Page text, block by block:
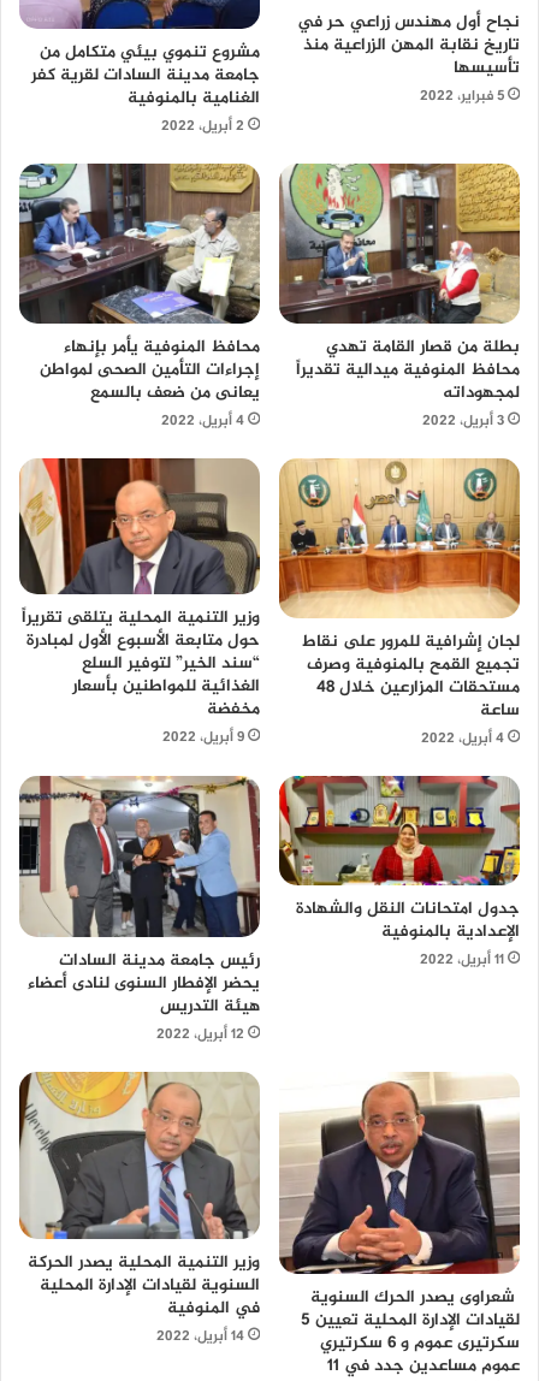
نجاح أول مهندس زراعي حر في
تاريخ نقابة المهن الزراعية منذ
تأسيسها
5 فبراير، 2022
مشروع تنموي بيئي متكامل من
جامعة مدينة السادات لقرية كفر
الغنامية بالمنوفية
2 أبريل، 2022
بطلة من قصار القامة تهدي
محافظ المنوفية ميدالية تقديراً
لمجهوداته
3 أبريل، 2022
محافظ المنوفية يأمر بإنهاء
إجراءات التأمين الصحى لمواطن
يعانى من ضعف بالسمع
4 أبريل، 2022
لجان إشرافية للمرور على نقاط
تجميع القمح بالمنوفية وصرف
مستحقات المزارعين خلال 48
ساعة
4 أبريل، 2022
وزير التنمية المحلية يتلقى تقريراً
حول متابعة الأسبوع الأول لمبادرة
“سند الخير” لتوفير السلع
الغذائية للمواطنين بأسعار
مخفضة
9 أبريل، 2022
جدول امتحانات النقل والشهادة
الإعدادية بالمنوفية
11 أبريل، 2022
رئيس جامعة مدينة السادات
يحضر الإفطار السنوى لنادى أعضاء
هيئة التدريس
12 أبريل، 2022
شعراوى يصدر الحرك السنوية
لقيادات الإدارة المحلية تعيين 5
سكرتيرى عموم و 6 سكرتيري
عموم مساعدين جدد في 11
وزير التنمية المحلية يصدر الحركة
السنوية لقيادات الإدارة المحلية
في المنوفية
14 أبريل، 2022